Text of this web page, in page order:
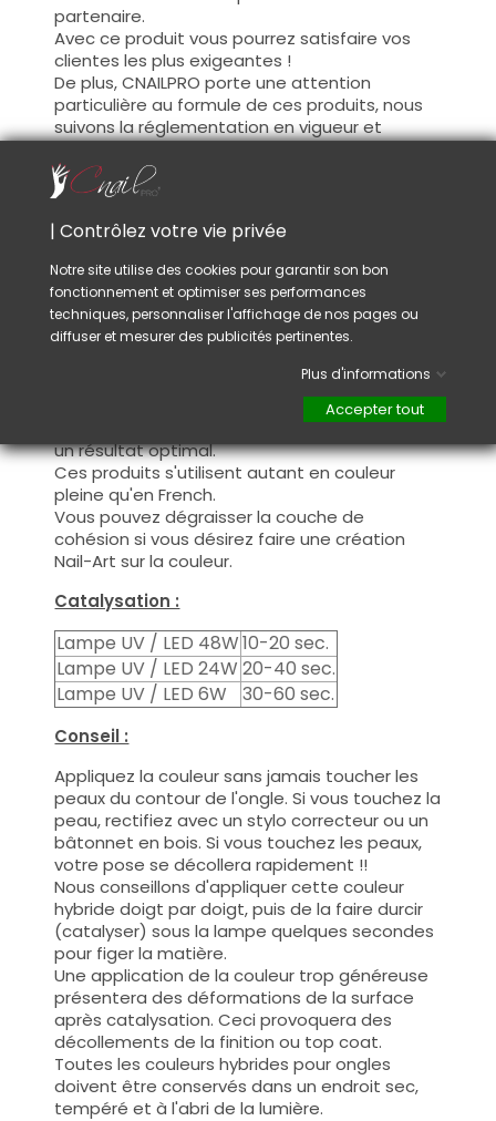
partenaire.
Avec ce produit vous pourrez satisfaire vos
clientes les plus exigeantes !
De plus, CNAILPRO porte une attention
particulière au formule de ces produits, nous
suivons la réglementation en vigueur et
garantissons la conformité de nos produits.
Ceci pour garantir une sécurité d'utilisation
optimale.
Cette couleur s'applique avec son pinceau, de
manière fine, sur la base (il n'est pas
nécessaire de dégraisser la couche de
cohésion) ou sur la construction après limage.
Ce produit s'applique en deux couches,
fermez le bord libre à la première couche et
appliquez la deuxième couche pour garantir
un résultat optimal.
Ces produits s'utilisent autant en couleur
pleine qu'en French.
Vous pouvez dégraisser la couche de
cohésion si vous désirez faire une création
Nail-Art sur la couleur.
Catalysation :
Lampe UV / LED 48W10-20 sec.
Lampe UV / LED 24W 20-40 sec.
Lampe UV / LED 6W
30-60 sec.
Conseil :
Appliquez la couleur sans jamais toucher les
peaux du contour de l'ongle. Si vous touchez la
peau, rectifiez avec un stylo correcteur ou un
bâtonnet en bois. Si vous touchez les peaux,
votre pose se décollera rapidement !!
Nous conseillons d'appliquer cette couleur
hybride doigt par doigt, puis de la faire durcir
(catalyser) sous la lampe quelques secondes
pour figer la matière.
Une application de la couleur trop généreuse
présentera des déformations de la surface
après catalysation. Ceci provoquera des
décollements de la finition ou top coat.
Toutes les couleurs hybrides pour ongles
doivent être conservés dans un endroit sec,
tempéré et à l'abri de la lumière.
| Contrôlez votre vie privée
Notre site utilise des cookies pour garantir son bon
fonctionnement et optimiser ses performances
techniques, personnaliser l'affichage de nos pages ou
diffuser et mesurer des publicités pertinentes.
Plus d'informations
Accepter tout